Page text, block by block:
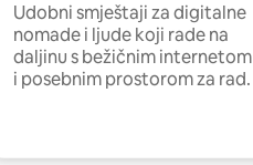
Udobni smještaji za digitalne
nomade i ljude koji rade na
daljinu s bežičnim internetom
i posebnim prostorom za rad.